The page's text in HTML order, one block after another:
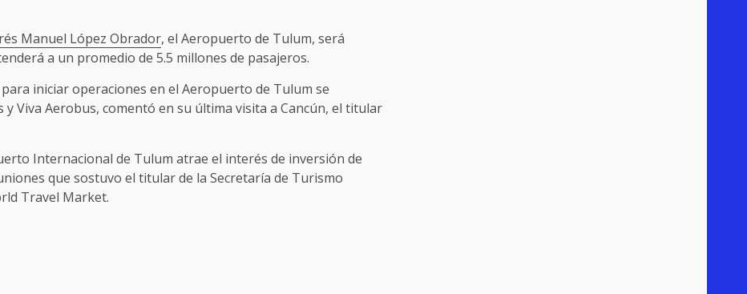
Manuel López Obrador, el Aeropuerto de Tulum, será
a un promedio de 5.5 millones de pasajeros.
iniciar operaciones en el Aeropuerto de Tulum se
Viva Aerobus, comentó en su última visita a Cancún, el titular
Internacional de Tulum atrae el interés de inversión de
que sostuvo el titular de la Secretaría de Turismo
Travel Market.